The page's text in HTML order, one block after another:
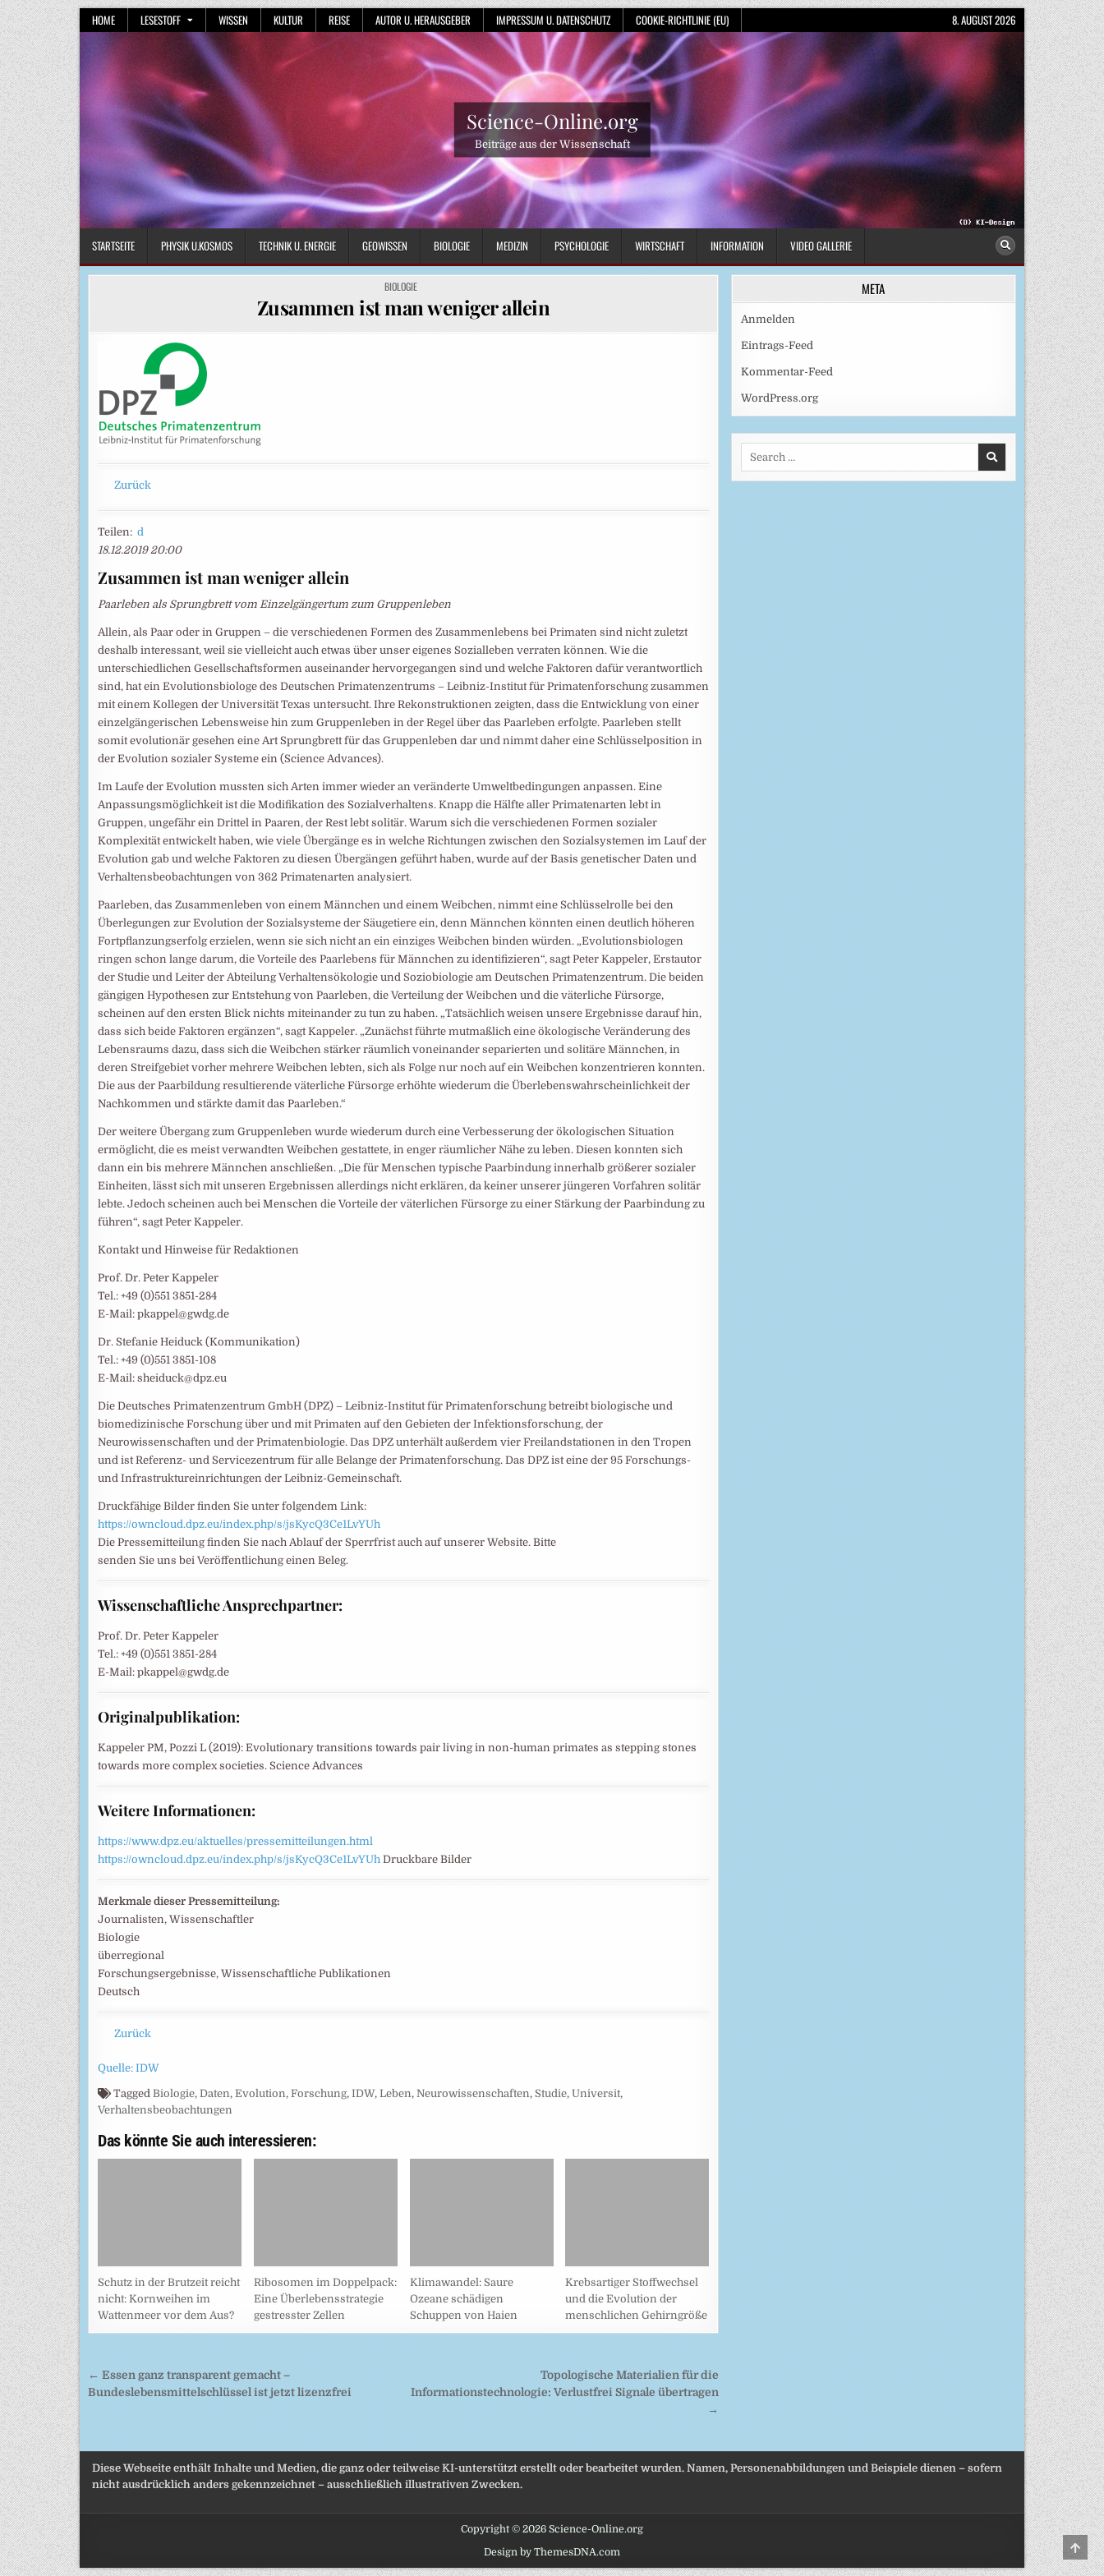
Skip
to
content
HOME LESESTOFF WISSEN KULTUR REISE AUTOR U. HERAUSGEBER IMPRESSUM U. DATENSCHUTZ COOKIE-RICHTLINIE (EU) 8. AUGUST 2026
Science-Online.org
Beiträge aus der Wissenschaft
STARTSEITE PHYSIK U.KOSMOS TECHNIK U. ENERGIE GEOWISSEN BIOLOGIE MEDIZIN PSYCHOLOGIE WIRTSCHAFT INFORMATION VIDEO GALLERIE
POSTED
IN
BIOLOGIE
Zusammen ist man weniger allein
Zurück
Teilen: d
18.12.2019 20:00
Zusammen ist man weniger allein
Paarleben als Sprungbrett vom Einzelgängertum zum Gruppenleben
Allein, als Paar oder in Gruppen – die verschiedenen Formen des Zusammenlebens bei Primaten sind nicht zuletzt
deshalb interessant, weil sie vielleicht auch etwas über unser eigenes Sozialleben verraten können. Wie die
unterschiedlichen Gesellschaftsformen auseinander hervorgegangen sind und welche Faktoren dafür verantwortlich
sind, hat ein Evolutionsbiologe des Deutschen Primatenzentrums – Leibniz-Institut für Primatenforschung zusammen
mit einem Kollegen der Universität Texas untersucht. Ihre Rekonstruktionen zeigten, dass die Entwicklung von einer
einzelgängerischen Lebensweise hin zum Gruppenleben in der Regel über das Paarleben erfolgte. Paarleben stellt
somit evolutionär gesehen eine Art Sprungbrett für das Gruppenleben dar und nimmt daher eine Schlüsselposition in
der Evolution sozialer Systeme ein (Science Advances).
Im Laufe der Evolution mussten sich Arten immer wieder an veränderte Umweltbedingungen anpassen. Eine
Anpassungsmöglichkeit ist die Modifikation des Sozialverhaltens. Knapp die Hälfte aller Primatenarten lebt in
Gruppen, ungefähr ein Drittel in Paaren, der Rest lebt solitär. Warum sich die verschiedenen Formen sozialer
Komplexität entwickelt haben, wie viele Übergänge es in welche Richtungen zwischen den Sozialsystemen im Lauf der
Evolution gab und welche Faktoren zu diesen Übergängen geführt haben, wurde auf der Basis genetischer Daten und
Verhaltensbeobachtungen von 362 Primatenarten analysiert.
Paarleben, das Zusammenleben von einem Männchen und einem Weibchen, nimmt eine Schlüsselrolle bei den
Überlegungen zur Evolution der Sozialsysteme der Säugetiere ein, denn Männchen könnten einen deutlich höheren
Fortpflanzungserfolg erzielen, wenn sie sich nicht an ein einziges Weibchen binden würden. „Evolutionsbiologen
ringen schon lange darum, die Vorteile des Paarlebens für Männchen zu identifizieren“, sagt Peter Kappeler, Erstautor
der Studie und Leiter der Abteilung Verhaltensökologie und Soziobiologie am Deutschen Primatenzentrum. Die beiden
gängigen Hypothesen zur Entstehung von Paarleben, die Verteilung der Weibchen und die väterliche Fürsorge,
scheinen auf den ersten Blick nichts miteinander zu tun zu haben. „Tatsächlich weisen unsere Ergebnisse darauf hin,
dass sich beide Faktoren ergänzen“, sagt Kappeler. „Zunächst führte mutmaßlich eine ökologische Veränderung des
Lebensraums dazu, dass sich die Weibchen stärker räumlich voneinander separierten und solitäre Männchen, in
deren Streifgebiet vorher mehrere Weibchen lebten, sich als Folge nur noch auf ein Weibchen konzentrieren konnten.
Die aus der Paarbildung resultierende väterliche Fürsorge erhöhte wiederum die Überlebenswahrscheinlichkeit der
Nachkommen und stärkte damit das Paarleben.“
Der weitere Übergang zum Gruppenleben wurde wiederum durch eine Verbesserung der ökologischen Situation
ermöglicht, die es meist verwandten Weibchen gestattete, in enger räumlicher Nähe zu leben. Diesen konnten sich
dann ein bis mehrere Männchen anschließen. „Die für Menschen typische Paarbindung innerhalb größerer sozialer
Einheiten, lässt sich mit unseren Ergebnissen allerdings nicht erklären, da keiner unserer jüngeren Vorfahren solitär
lebte. Jedoch scheinen auch bei Menschen die Vorteile der väterlichen Fürsorge zu einer Stärkung der Paarbindung zu
führen“, sagt Peter Kappeler.
Kontakt und Hinweise für Redaktionen
Prof. Dr. Peter Kappeler
Tel.: +49 (0)551 3851-284
E-Mail: pkappel@gwdg.de
Dr. Stefanie Heiduck (Kommunikation)
Tel.: +49 (0)551 3851-108
E-Mail: sheiduck@dpz.eu
Die Deutsches Primatenzentrum GmbH (DPZ) – Leibniz-Institut für Primatenforschung betreibt biologische und
biomedizinische Forschung über und mit Primaten auf den Gebieten der Infektionsforschung, der
Neurowissenschaften und der Primatenbiologie. Das DPZ unterhält außerdem vier Freilandstationen in den Tropen
und ist Referenz- und Servicezentrum für alle Belange der Primatenforschung. Das DPZ ist eine der 95 Forschungs-
und Infrastruktureinrichtungen der Leibniz-Gemeinschaft.
Druckfähige Bilder finden Sie unter folgendem Link:
https://owncloud.dpz.eu/index.php/s/jsKycQ3Ce1LvYUh
Die Pressemitteilung finden Sie nach Ablauf der Sperrfrist auch auf unserer Website. Bitte
senden Sie uns bei Veröffentlichung einen Beleg.
Wissenschaftliche Ansprechpartner:
Prof. Dr. Peter Kappeler
Tel.: +49 (0)551 3851-284
E-Mail: pkappel@gwdg.de
Originalpublikation:
Kappeler PM, Pozzi L (2019): Evolutionary transitions towards pair living in non-human primates as stepping stones
towards more complex societies. Science Advances
Weitere Informationen:
https://www.dpz.eu/aktuelles/pressemitteilungen.html
https://owncloud.dpz.eu/index.php/s/jsKycQ3Ce1LvYUh Druckbare Bilder
Merkmale dieser Pressemitteilung:
Journalisten, Wissenschaftler
Biologie
überregional
Forschungsergebnisse, Wissenschaftliche Publikationen
Deutsch
Zurück
Quelle: IDW
Tagged Biologie, Daten, Evolution, Forschung, IDW, Leben, Neurowissenschaften, Studie, Universit,
Verhaltensbeobachtungen
Das könnte Sie auch interessieren:
Schutz in der Brutzeit reicht
nicht: Kornweihen im
Wattenmeer vor dem Aus?
Ribosomen im Doppelpack:
Eine Überlebensstrategie
gestresster Zellen
Klimawandel: Saure
Ozeane schädigen
Schuppen von Haien
Krebsartiger Stoffwechsel
und die Evolution der
menschlichen Gehirngröße
Beitragsnavigation
Topologische Materialien für die
Informationstechnologie: Verlustfrei Signale übertragen
→
← Essen ganz transparent gemacht –
Bundeslebensmittelschlüssel ist jetzt lizenzfrei
META
Anmelden
Eintrags-Feed
Kommentar-Feed
WordPress.org
Diese Webseite enthält Inhalte und Medien, die ganz oder teilweise KI-unterstützt erstellt oder bearbeitet wurden. Namen, Personenabbildungen und Beispiele dienen – sofern
nicht ausdrücklich anders gekennzeichnet – ausschließlich illustrativen Zwecken.
Copyright © 2026 Science-Online.org
Design by ThemesDNA.com
TO
TOP